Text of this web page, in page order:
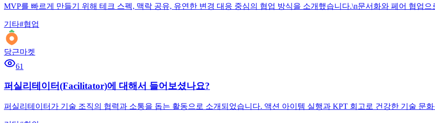
MVP를 빠르게 만들기 위해 테크 스펙, 맥락 공유, 유연한 변경 대응 중심의 협업 방식을 소개했습니다.\n문서화와 페어 협업
기타#협업
당근마켓
61
퍼실리테이터(Facilitator)에 대해서 들어보셨나요?
퍼실리테이터가 기술 조직의 협력과 소통을 돕는 활동으로 소개되었습니다. 액션 아이템 실행과 KPT 회고로 건강한 기술 문